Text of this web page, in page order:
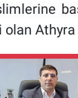
olan Athyra